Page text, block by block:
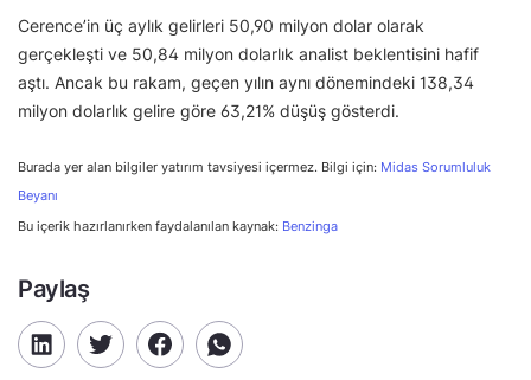
Cerence’in üç aylık gelirleri 50,90 milyon dolar olarak
gerçekleşti ve 50,84 milyon dolarlık analist beklentisini hafif
aştı. Ancak bu rakam, geçen yılın aynı dönemindeki 138,34
milyon dolarlık gelire göre 63,21% düşüş gösterdi.
Burada yer alan bilgiler yatırım tavsiyesi içermez. Bilgi için: Midas Sorumluluk
Beyanı
Bu içerik hazırlanırken faydalanılan kaynak: Benzinga
Paylaş